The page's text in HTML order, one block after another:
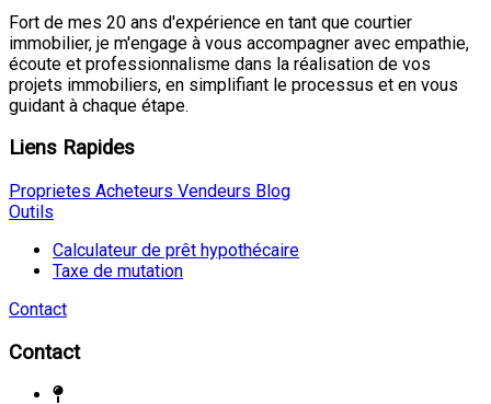
Fort de mes 20 ans d'expérience en tant que courtier
immobilier, je m'engage à vous accompagner avec empathie,
écoute et professionnalisme dans la réalisation de vos
projets immobiliers, en simplifiant le processus et en vous
guidant à chaque étape.
Liens Rapides
Proprietes Acheteurs Vendeurs Blog
Outils
Calculateur de prêt hypothécaire
Taxe de mutation
Contact
Contact